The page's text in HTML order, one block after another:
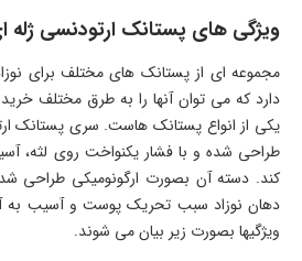
ویژگی های پستانک ارتودنسی ژله
مجموعه ای از پستانک های مختلف برای
دارد که می توان آنها را به طرق مختلف
یکی از انواع پستانک هاست. سری پستانک
طراحی شده و با فشار یکنواخت روی لثه،
کند. دسته آن بصورت ارگونومیکی طراحی
دهان نوزاد سبب تحریک پوست و آسیب به
ویژگیها بصورت زیر بیان می شوند.